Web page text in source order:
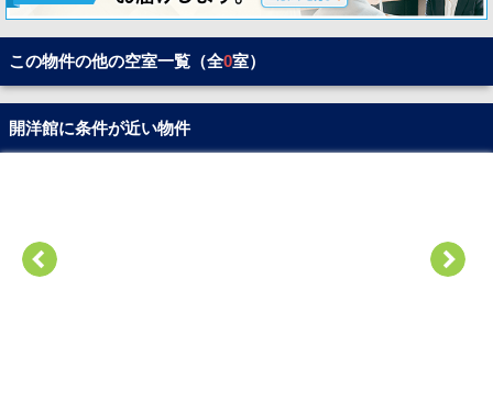
この物件の他の空室一覧（全0室）
開洋館に条件が近い物件